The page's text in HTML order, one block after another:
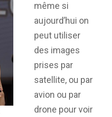
même si
aujourd’hui on
peut utiliser
des images
prises par
satellite, ou par
avion ou par
drone pour voir